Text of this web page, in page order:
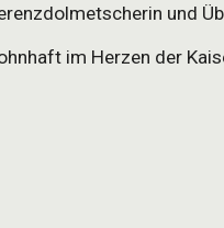
und
im Herzen der